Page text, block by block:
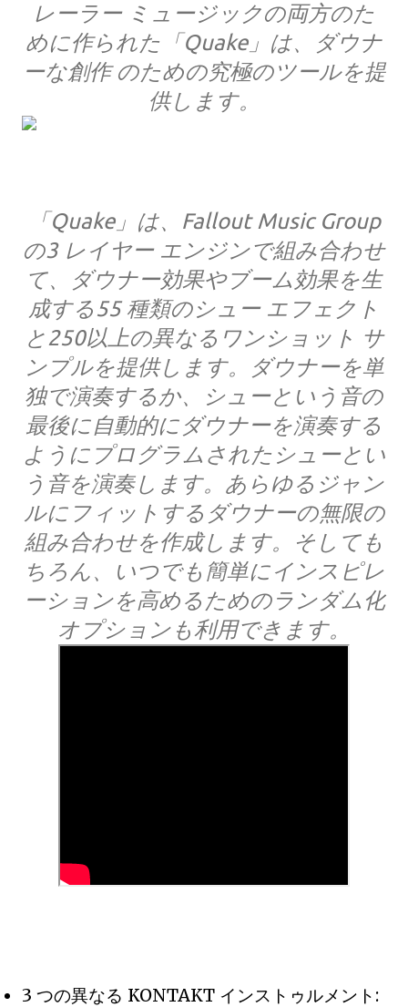
レーラー ミュージックの両方のた
めに作られた「Quake」は、ダウナ
ーな創作 のための究極のツールを提
供します。
「Quake」は、Fallout Music Group
の3 レイヤー エンジンで組み合わせ
て、ダウナー効果やブーム効果を生
成する55 種類のシュー エフェクト
と250以上の異なるワンショット サ
ンプルを提供します。ダウナーを単
独で演奏するか、シューという音の
最後に自動的にダウナーを演奏する
ようにプログラムされたシューとい
う音を演奏します。あらゆるジャン
ルにフィットするダウナーの無限の
組み合わせを作成します。そしても
ちろん、いつでも簡単にインスピレ
ーションを高めるためのランダム化
オプションも利用できます。
3 つの異なる KONTAKT インストゥルメント: